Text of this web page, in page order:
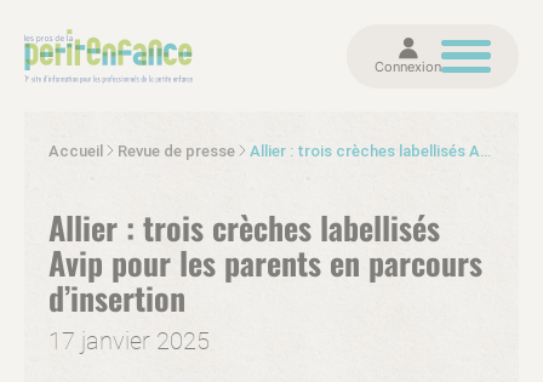
Connexion
Accueil Revue de presse Allier : trois crèches labellisés Avip pour les parents en parcours d’insertion
Allier : trois crèches labellisés
Avip pour les parents en parcours
d’insertion
17 janvier 2025